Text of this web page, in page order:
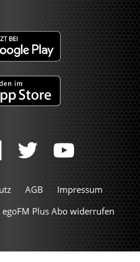
AGB
Impressum
egoFM Plus Abo widerrufen